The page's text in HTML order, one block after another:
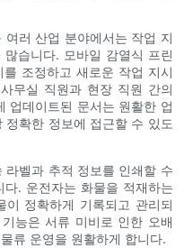
러 산업 분야에서는 작업 지
습니다. 모바일 감열식 프린
조정하고 새로운 작업 지시
무실 직원과 현장 직원 간의
업데이트된 문서는 원활한 업
확한 정보에 접근할 수 있도
라벨과 추적 정보를 인쇄할 수
. 운전자는 화물을 적재하는
정확하게 기록되고 관리되
능은 서류 미비로 인한 오배
류 운영을 원활하게 합니다.